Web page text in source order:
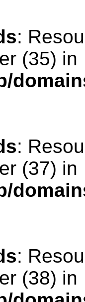
:
(35) in
:
(37) in
:
(38) in